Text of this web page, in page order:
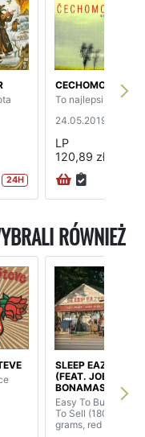
24H
CECHOMOR
To najlepsi (2LP)
24.05.2019
LP
120,89 zł
RÓWNIEŻ
SLEEP EAZYS
(FEAT. JOE
BONAMASSA)
Easy To Buy, Hard
To Sell (180
grams, red vinyl)